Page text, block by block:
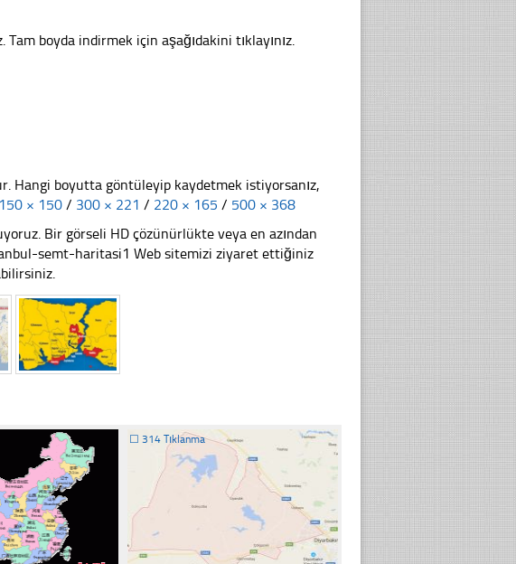
boyda indirmek için aşağıdakini tıklayınız.
Hangi boyutta göntüleyip kaydetmek istiyorsanız,
150 × 150 / 300 × 221 / 220 × 165 / 500 × 368
Bir görseli HD çözünürlükte veya en azından
semt-haritasi1 Web sitemizi ziyaret ettiğiniz
☐ 314 Tıklanma